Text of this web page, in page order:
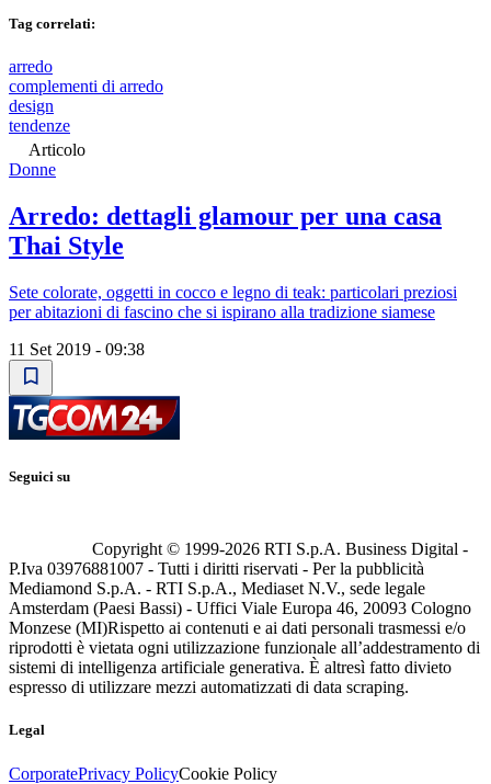
Tag correlati:
arredo
complementi di arredo
design
tendenze
Articolo
Donne
Arredo: dettagli glamour per una casa
Thai Style
Sete colorate, oggetti in cocco e legno di teak: particolari preziosi
per abitazioni di fascino che si ispirano alla tradizione siamese
11 Set 2019 - 09:38
Seguici su
Copyright © 1999-2026 RTI S.p.A. Business Digital -
P.Iva 03976881007 - Tutti i diritti riservati - Per la pubblicità
Mediamond S.p.A. - RTI S.p.A., Mediaset N.V., sede legale
Amsterdam (Paesi Bassi) - Uffici Viale Europa 46, 20093 Cologno
Monzese (MI)Rispetto ai contenuti e ai dati personali trasmessi e/o
riprodotti è vietata ogni utilizzazione funzionale all’addestramento di
sistemi di intelligenza artificiale generativa. È altresì fatto divieto
espresso di utilizzare mezzi automatizzati di data scraping.
Legal
CorporatePrivacy PolicyCookie Policy